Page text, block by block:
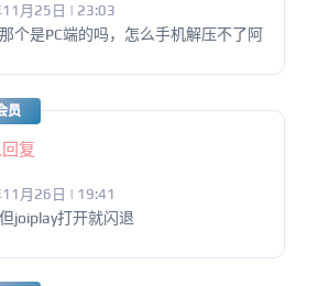
月25日 | 23:03
个是PC端的吗，怎么手机解压不了阿
员
复
月26日 | 19:41
joiplay打开就闪退